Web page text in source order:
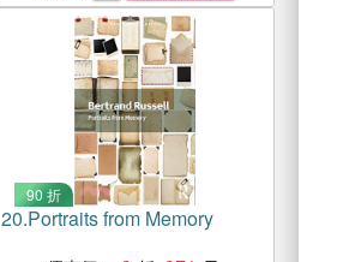
90 折
20.Portraits from Memory